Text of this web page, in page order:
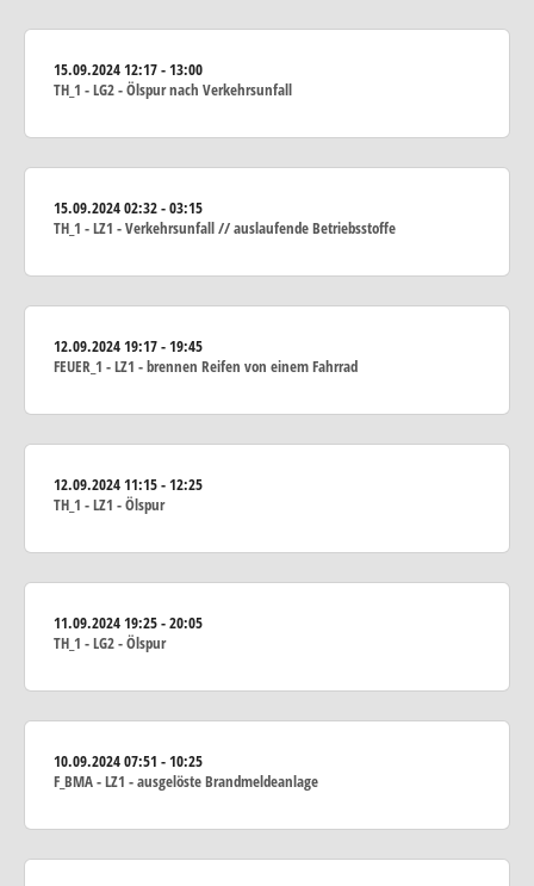
15.09.202412:17 - 13:00
TH_1 - LG2 - Ölspur nach Verkehrsunfall
15.09.202402:32 - 03:15
TH_1 - LZ1 - Verkehrsunfall // auslaufende Betriebsstoffe
12.09.202419:17 - 19:45
FEUER_1 - LZ1 - brennen Reifen von einem Fahrrad
12.09.202411:15 - 12:25
TH_1 - LZ1 - Ölspur
11.09.202419:25 - 20:05
TH_1 - LG2 - Ölspur
10.09.202407:51 - 10:25
F_BMA - LZ1 - ausgelöste Brandmeldeanlage